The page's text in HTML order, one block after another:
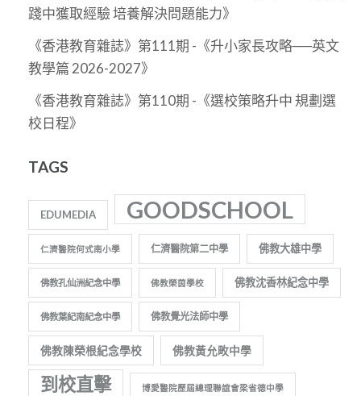
踐中獲取經驗 培養解決問題能力》
《香港教育雜誌》第111期 -《升小家長攻略──英文
教學篇 2026-2027》
《香港教育雜誌》第110期 -《選校策略升中 規劃選
校日程》
TAGS
EDUMEDIA GOODSCHOOL
仁濟醫院何式南小學 仁濟醫院第二中學 佛教大雄中學
佛教孔仙洲紀念中學 佛教榮茵學校 佛教沈香林紀念中學
佛教葉紀南紀念中學 佛教覺光法師中學
佛教陳榮根紀念學校 佛教黃允畋中學
到校直擊 博愛醫院歷屆總理聯誼會梁省德中學